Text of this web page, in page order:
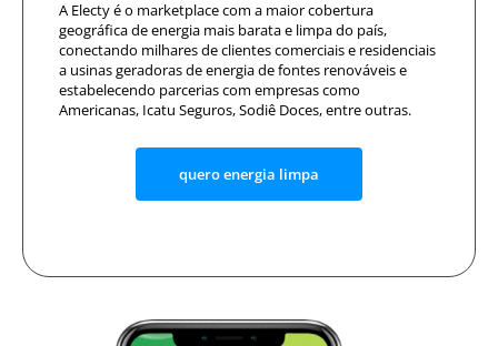
A Electy é o marketplace com a maior cobertura
geográfica de energia mais barata e limpa do país,
conectando milhares de clientes comerciais e residenciais
a usinas geradoras de energia de fontes renováveis e
estabelecendo parcerias com empresas como
Americanas, Icatu Seguros, Sodiê Doces, entre outras.
quero energia limpa